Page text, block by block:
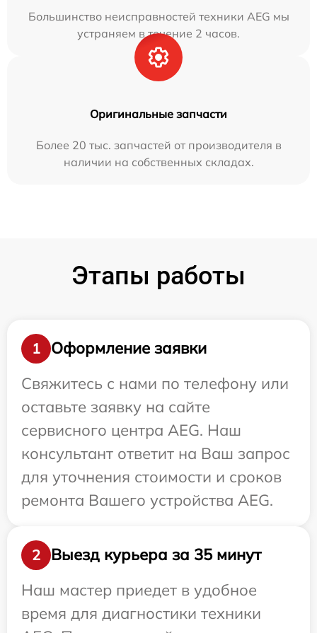
Большинство неисправностей техники AEG мы
устраняем в течение 2 часов.
Оригинальные запчасти
Более 20 тыс. запчастей от производителя в
наличии на собственных складах.
Этапы работы
1
Оформление заявки
Свяжитесь с нами по телефону или
оставьте заявку на сайте
сервисного центра AEG. Наш
консультант ответит на Ваш запрос
для уточнения стоимости и сроков
ремонта Вашего устройства AEG.
2
Выезд курьера за 35 минут
Наш мастер приедет в удобное
время для диагностики техники